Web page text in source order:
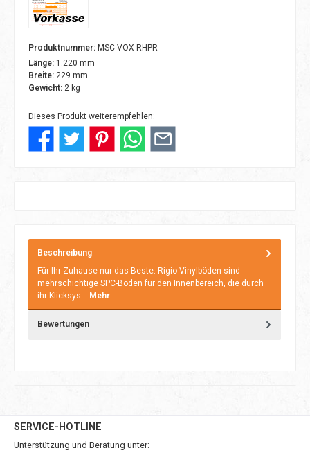
Produktnummer: MSC-VOX-RHPR
Länge: 1.220 mm
Breite: 229 mm
Gewicht: 2 kg
Dieses Produkt weiterempfehlen:
Beschreibung
Für Ihr Zuhause nur das Beste: Rigio Vinylböden sind
mehrschichtige SPC-Böden für den Innenbereich, die durch
ihr Klicksys… Mehr
Bewertungen
SERVICE-HOTLINE
Unterstützung und Beratung unter: